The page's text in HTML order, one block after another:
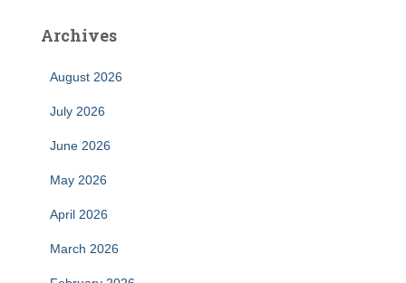
Archives
August 2026
July 2026
June 2026
May 2026
April 2026
March 2026